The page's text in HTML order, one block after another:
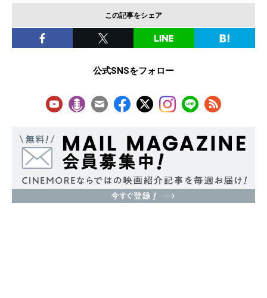
この記事をシェア
公式SNSをフォロー